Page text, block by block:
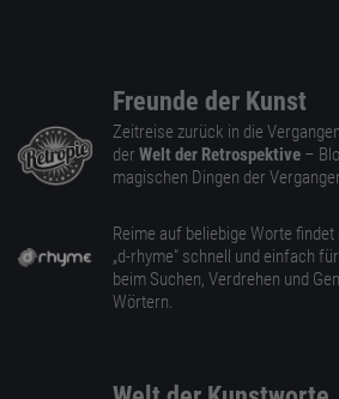
Freunde der Kunst
Zeitreise zurück in die
der Welt der Retrospektive –
magischen Dingen der
Reime auf beliebige Worte findet
„d-rhyme” schnell und einfach
beim Suchen, Verdrehen und
Wörtern.